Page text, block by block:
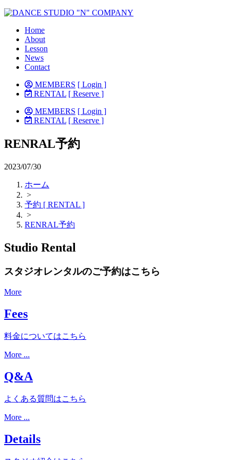
Home
About
Lesson
News
Contact
MEMBERS [ Login ]
RENTAL [ Reserve ]
MEMBERS [ Login ]
RENTAL [ Reserve ]
RENRAL予約
2023/07/30
ホーム
>
予約 [ RENTAL ]
>
RENRAL予約
Studio Rental
スタジオレンタルのご予約はこちら
More
Fees
料金についてはこちら
More ...
Q&A
よくある質問はこちら
More ...
Details